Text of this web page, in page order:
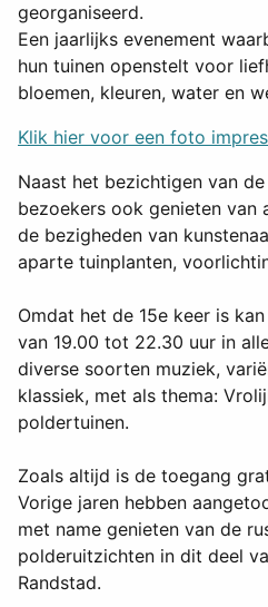
georganiseerd.
Een jaarlijks evenement
hun tuinen openstelt voor
bloemen, kleuren, water en
Klik hier voor een foto
Naast het bezichtigen van
bezoekers ook genieten van
de bezigheden van
aparte tuinplanten,
Omdat het de 15e keer is
van 19.00 tot 22.30 uur in
diverse soorten muziek,
klassiek, met als thema:
poldertuinen.
Zoals altijd is de toegang
Vorige jaren hebben
met name genieten van de
polderuitzichten in dit deel
Randstad.